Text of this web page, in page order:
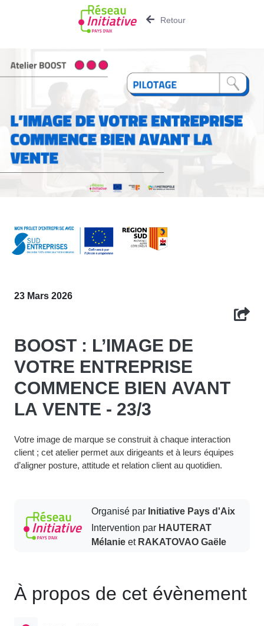
Retour
23 Mars 2026
BOOST : L’IMAGE DE
VOTRE ENTREPRISE
COMMENCE BIEN AVANT
LA VENTE - 23/3
Votre image de marque se construit à chaque interaction
client ; cet atelier permet aux dirigeants et à leurs équipes
d’aligner posture, attitude et relation client au quotidien.
Organisé parInitiative Pays d'Aix
Intervention parHAUTERAT
MélanieetRAKATOVAO Gaële
À propos de cet évènement